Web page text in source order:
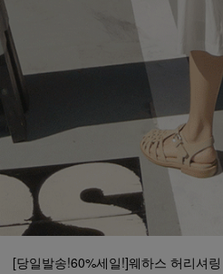
[당일발송!60%세일!]웨하스 허리셔